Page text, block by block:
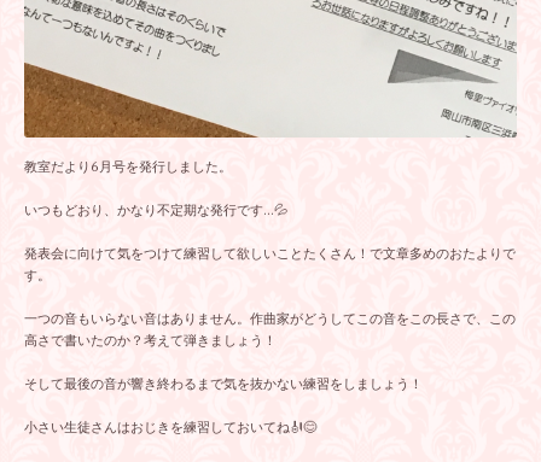
教室だより6月号を発行しました。
いつもどおり、かなり不定期な発行です…💦
発表会に向けて気をつけて練習して欲しいことたくさん！で文章多めのおたよりで
す。
一つの音もいらない音はありません。作曲家がどうしてこの音をこの長さで、この
高さで書いたのか？考えて弾きましょう！
そして最後の音が響き終わるまで気を抜かない練習をしましょう！
小さい生徒さんはおじきを練習しておいてね🎻😊